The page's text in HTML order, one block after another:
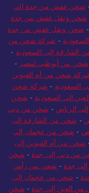
شحن عفش من جدة الي
شحن ونقل عفش من جدة
- شحن ونقل عفش من جدة
- شركة شحن من
إلى السعودية -
شحن من أبوظبي لمصر -
شحن من أم القيوين
السعودية - شركة شحن
إلى السعودية - شحن
الرياض - شحن من دبي
- شحن من الشارقة إلى
- شحن من عجمان إلى
شحن من أم القيوين إلى
من دبي إلى جدة - شحن
جدة - شحن من رأس
- شحن من عجمان إلى
العين إلى جدة - شحن